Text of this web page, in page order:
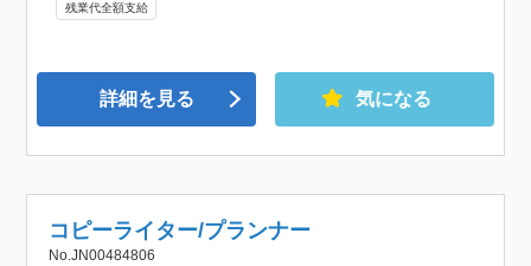
残業代全額支給
詳細を見る 気になる
コピーライター/プランナー
No.JN00484806